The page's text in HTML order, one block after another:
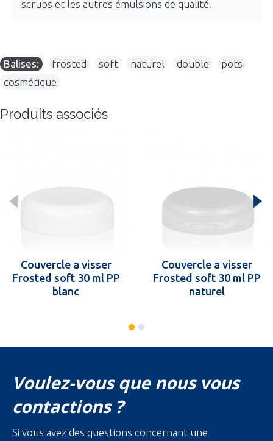
scrubs et les autres émulsions de qualité.
Balises: frosted soft naturel double pots
cosmétique
Produits associés
Couvercle a visser
Frosted soft 30 ml PP
blanc
Couvercle a visser
Frosted soft 30 ml PP
naturel
Voulez-vous que nous vous
contactions ?
Si vous avez des questions concernant une